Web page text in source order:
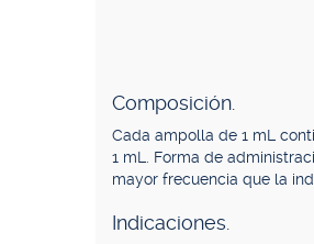
Composición.
Cada ampolla de 1 mL
1 mL. Forma de
mayor frecuencia que la
Indicaciones.